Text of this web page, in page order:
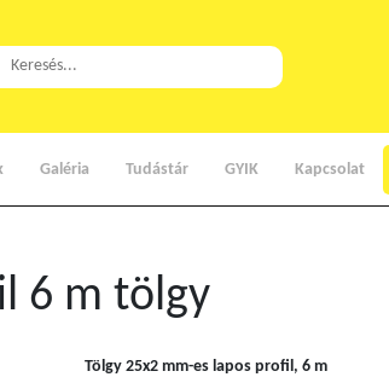
Galéria Tudástár GYIK Kapcsolat
6 m tölgy
Tölgy 25x2 mm-es lapos profil, 6 m